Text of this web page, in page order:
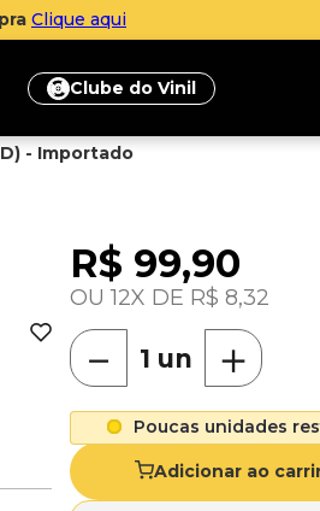
Clique aqui
Clube do Vinil
- Importado
R$ 99,90
12 R$ 8,32
＋
－
Poucas unidades
Adicionar ao